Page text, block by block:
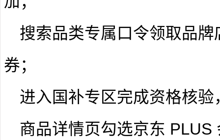
搜索品类专属口令领取品
券；
进入国补专区完成资格核
商品详情页勾选京东